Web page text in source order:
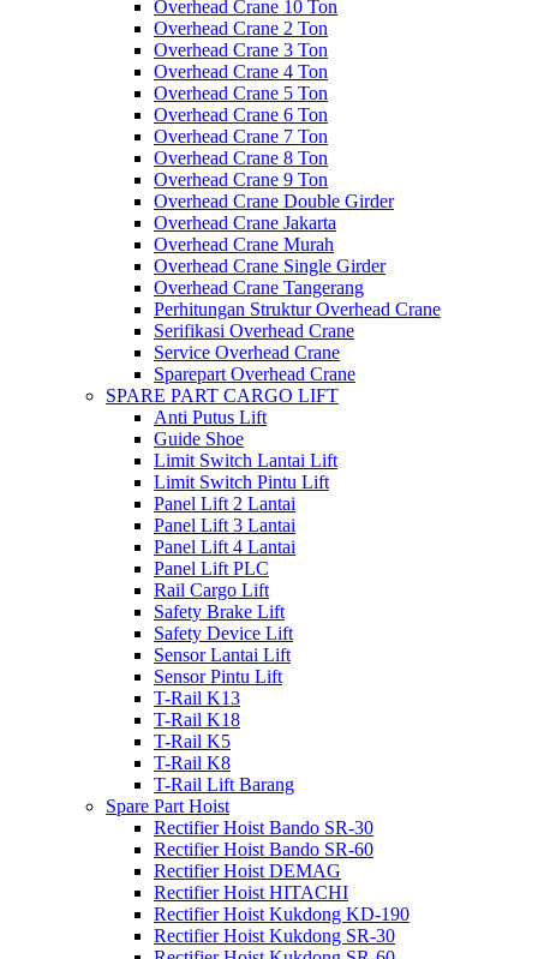
Overhead Crane 10 Ton
Overhead Crane 2 Ton
Overhead Crane 3 Ton
Overhead Crane 4 Ton
Overhead Crane 5 Ton
Overhead Crane 6 Ton
Overhead Crane 7 Ton
Overhead Crane 8 Ton
Overhead Crane 9 Ton
Overhead Crane Double Girder
Overhead Crane Jakarta
Overhead Crane Murah
Overhead Crane Single Girder
Overhead Crane Tangerang
Perhitungan Struktur Overhead Crane
Serifikasi Overhead Crane
Service Overhead Crane
Sparepart Overhead Crane
SPARE PART CARGO LIFT
Anti Putus Lift
Guide Shoe
Limit Switch Lantai Lift
Limit Switch Pintu Lift
Panel Lift 2 Lantai
Panel Lift 3 Lantai
Panel Lift 4 Lantai
Panel Lift PLC
Rail Cargo Lift
Safety Brake Lift
Safety Device Lift
Sensor Lantai Lift
Sensor Pintu Lift
T-Rail K13
T-Rail K18
T-Rail K5
T-Rail K8
T-Rail Lift Barang
Spare Part Hoist
Rectifier Hoist Bando SR-30
Rectifier Hoist Bando SR-60
Rectifier Hoist DEMAG
Rectifier Hoist HITACHI
Rectifier Hoist Kukdong KD-190
Rectifier Hoist Kukdong SR-30